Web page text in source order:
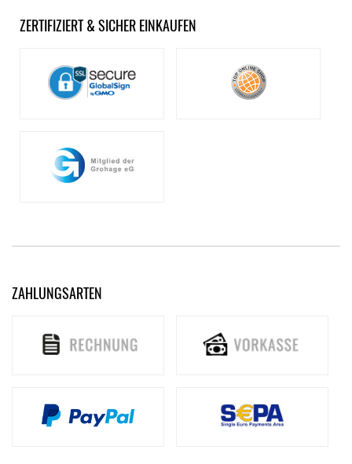
ZERTIFIZIERT & SICHER EINKAUFEN
ZAHLUNGSARTEN